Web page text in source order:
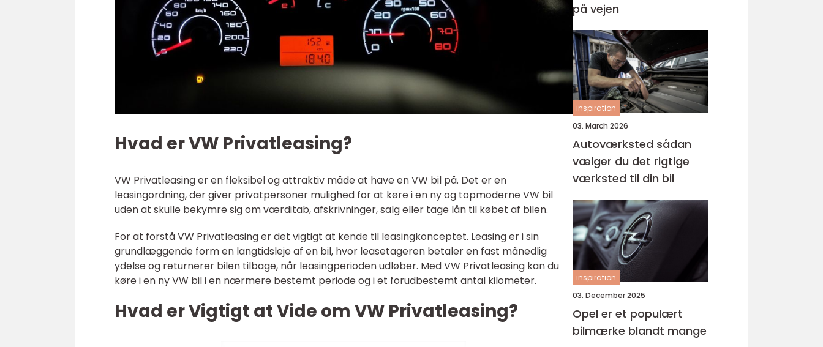
Hvad er VW Privatleasing?
VW Privatleasing er en fleksibel og attraktiv måde at have en VW bil på. Det er en
leasingordning, der giver privatpersoner mulighed for at køre i en ny og topmoderne VW bil
uden at skulle bekymre sig om værditab, afskrivninger, salg eller tage lån til købet af bilen.
For at forstå VW Privatleasing er det vigtigt at kende til leasingkonceptet. Leasing er i sin
grundlæggende form en langtidsleje af en bil, hvor leasetageren betaler en fast månedlig
ydelse og returnerer bilen tilbage, når leasingperioden udløber. Med VW Privatleasing kan du
køre i en ny VW bil i en nærmere bestemt periode og i et forudbestemt antal kilometer.
Hvad er Vigtigt at Vide om VW Privatleasing?
på vejen
inspiration
03. March 2026
Autoværksted sådan
vælger du det rigtige
værksted til din bil
inspiration
03. December 2025
Opel er et populært
bilmærke blandt mange